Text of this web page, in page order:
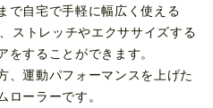
で自宅で手軽に幅広く使える
ストレッチやエクササイズする
をすることができます。
、運動パフォーマンスを上げた
ローラーです。